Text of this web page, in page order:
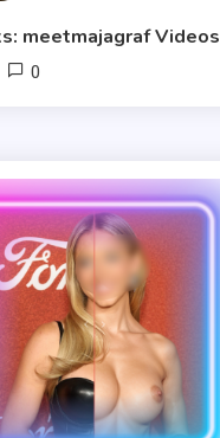
meetmajagraf Videos
0